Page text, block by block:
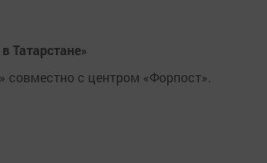
Татарстане»
с центром «Форпост».